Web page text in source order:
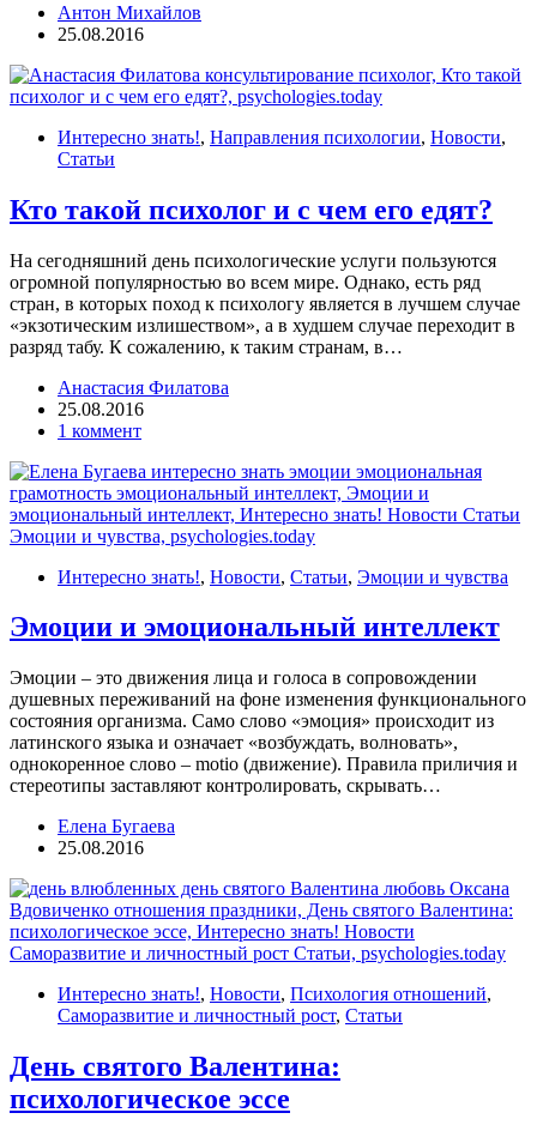
Антон Михайлов
25.08.2016
Интересно знать!, Направления психологии, Новости,
Статьи
Кто такой психолог и с чем его едят?
На сегодняшний день психологические услуги пользуются
огромной популярностью во всем мире. Однако, есть ряд
стран, в которых поход к психологу является в лучшем случае
«экзотическим излишеством», а в худшем случае переходит в
разряд табу. К сожалению, к таким странам, в…
Анастасия Филатова
25.08.2016
1 коммент
Интересно знать!, Новости, Статьи, Эмоции и чувства
Эмоции и эмоциональный интеллект
Эмоции – это движения лица и голоса в сопровождении
душевных переживаний на фоне изменения функционального
состояния организма. Само слово «эмоция» происходит из
латинского языка и означает «возбуждать, волновать»,
однокоренное слово – motio (движение). Правила приличия и
стереотипы заставляют контролировать, скрывать…
Елена Бугаева
25.08.2016
Интересно знать!, Новости, Психология отношений,
Саморазвитие и личностный рост, Статьи
День святого Валентина:
психологическое эссе